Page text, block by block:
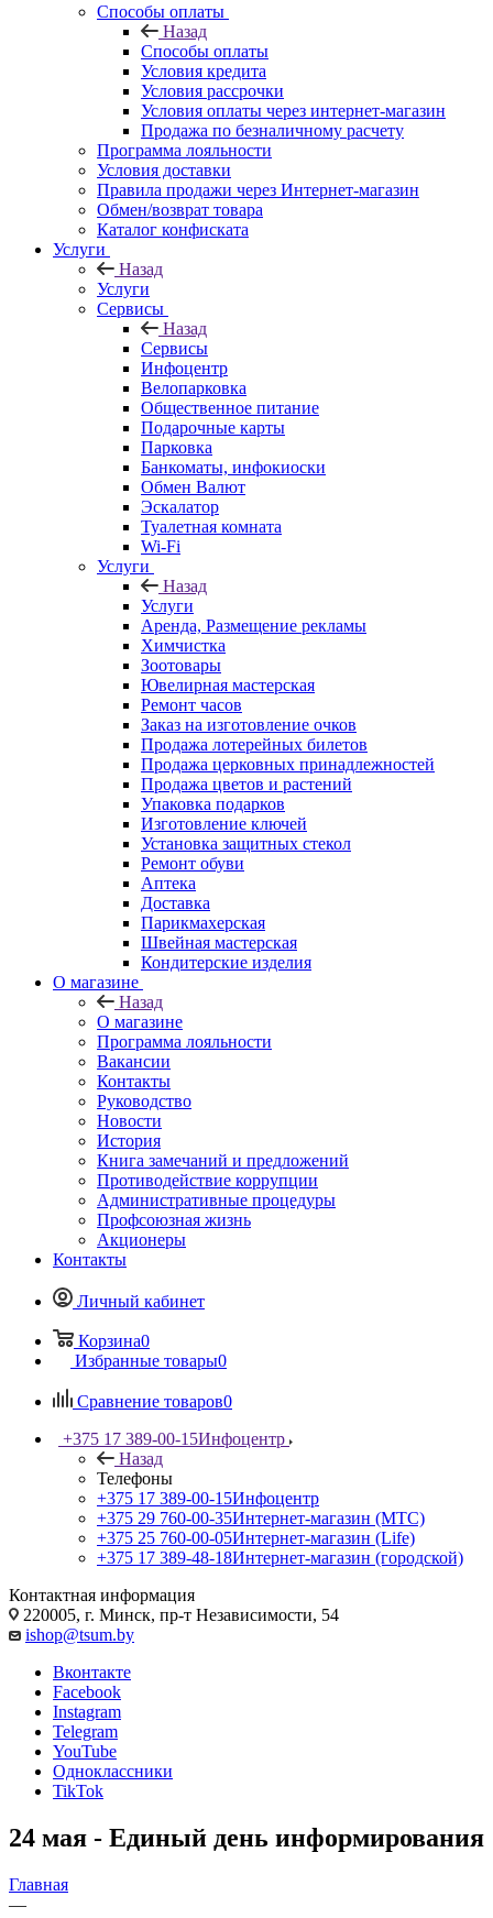
Способы оплаты
Назад
Способы оплаты
Условия кредита
Условия рассрочки
Условия оплаты через интернет-магазин
Продажа по безналичному расчету
Программа лояльности
Условия доставки
Правила продажи через Интернет-магазин
Обмен/возврат товара
Каталог конфиската
Услуги
Назад
Услуги
Сервисы
Назад
Сервисы
Инфоцентр
Велопарковка
Общественное питание
Подарочные карты
Парковка
Банкоматы, инфокиоски
Обмен Валют
Эскалатор
Туалетная комната
Wi-Fi
Услуги
Назад
Услуги
Аренда, Размещение рекламы
Химчистка
Зоотовары
Ювелирная мастерская
Ремонт часов
Заказ на изготовление очков
Продажа лотерейных билетов
Продажа церковных принадлежностей
Продажа цветов и растений
Упаковка подарков
Изготовление ключей
Установка защитных стекол
Ремонт обуви
Аптека
Доставка
Парикмахерская
Швейная мастерская
Кондитерские изделия
О магазине
Назад
О магазине
Программа лояльности
Вакансии
Контакты
Руководство
Новости
История
Книга замечаний и предложений
Противодействие коррупции
Административные процедуры
Профсоюзная жизнь
Акционеры
Контакты
Личный кабинет
Корзина0
Избранные товары0
Сравнение товаров0
+375 17 389-00-15Инфоцентр
Назад
Телефоны
+375 17 389-00-15Инфоцентр
+375 29 760-00-35Интернет-магазин (МТС)
+375 25 760-00-05Интернет-магазин (Life)
+375 17 389-48-18Интернет-магазин (городской)
Контактная информация
220005, г. Минск, пр-т Независимости, 54
ishop@tsum.by
Вконтакте
Facebook
Instagram
Telegram
YouTube
Одноклассники
TikTok
24 мая - Единый день информирования
Главная
—